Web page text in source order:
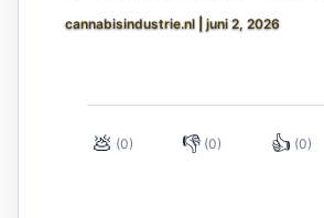
cannabisindustrie.nl juni 2, 2026
💩 (0) 👎 (0) 👍 (0)